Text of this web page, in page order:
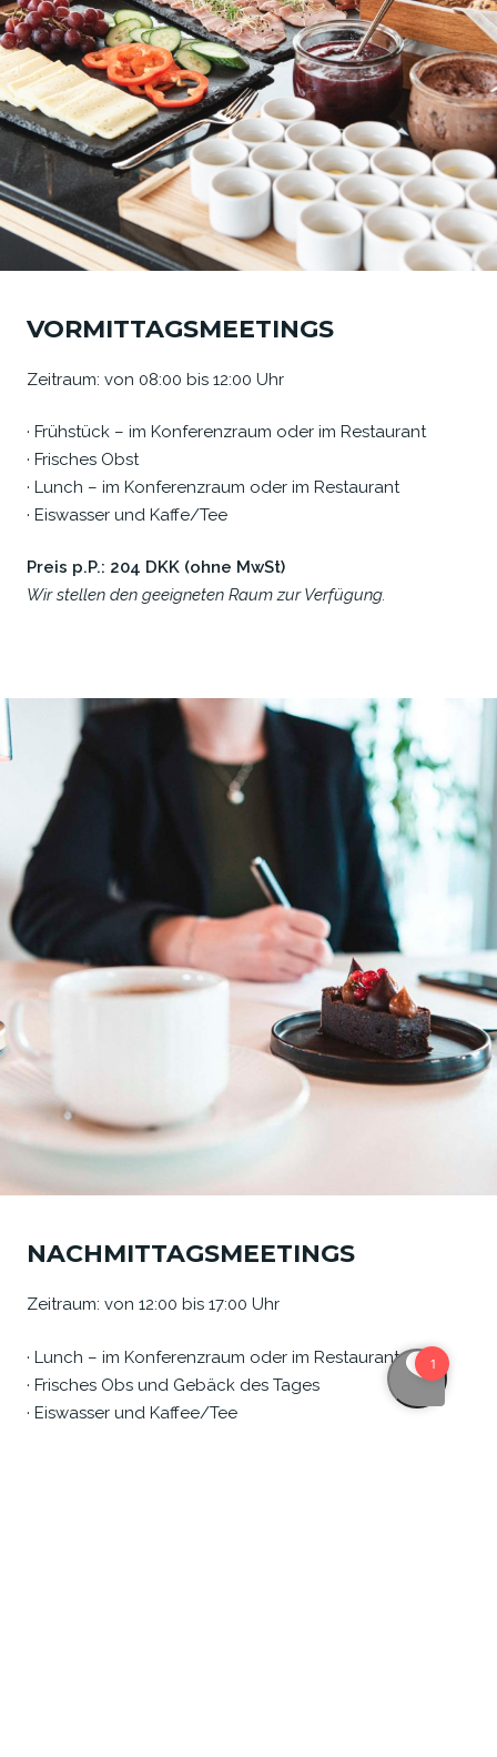
VORMITTAGSMEETINGS
Zeitraum: von 08:00 bis 12:00 Uhr
· Frühstück – im Konferenzraum oder im Restaurant
· Frisches Obst
· Lunch – im Konferenzraum oder im Restaurant
· Eiswasser und Kaffe/Tee
Preis p.P.: 204 DKK (ohne MwSt)
Wir stellen den geeigneten Raum zur Verfügung.
NACHMITTAGSMEETINGS
Zeitraum: von 12:00 bis 17:00 Uhr
· Lunch – im Konferenzraum oder im Restaurant
· Frisches Obs und Gebäck des Tages
· Eiswasser und Kaffee/Tee